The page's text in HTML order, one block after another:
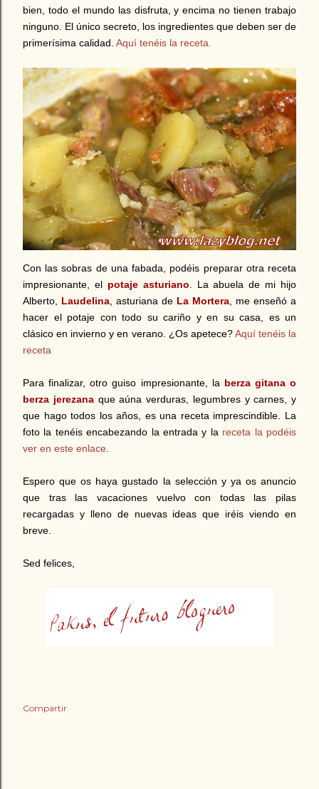
bien, todo el mundo las disfruta, y encima no tienen trabajo
ninguno. El único secreto, los ingredientes que deben ser de
primerísima calidad. Aquí tenéis la receta.
Con las sobras de una fabada, podéis preparar otra receta
impresionante, el potaje asturiano . La abuela de mi hijo
Alberto, Laudelina , asturiana de La Mortera , me enseñó a
hacer el potaje con todo su cariño y en su casa, es un
clásico en invierno y en verano. ¿Os apetece?Aquí tenéis la
receta
Para finalizar, otro guiso impresionante, la berza gitana o
berza jerezanaque aúna verduras, legumbres y carnes, y
que hago todos los años, es una receta imprescindible. La
foto la tenéis encabezando la entrada y la receta la podéis
ver en este enlace
Espero que os haya gustado la selección y ya os anuncio
que tras las vacaciones vuelvo con todas las pilas
recargadas y lleno de nuevas ideas que iréis viendo en
breve.
Sed felices,
Compartir